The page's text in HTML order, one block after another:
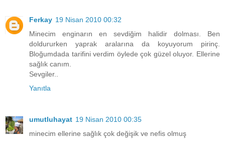
Ferkay 19 Nisan 2010 00:32
Minecim enginarın en sevdiğim halidir dolması. Ben
doldururken yaprak aralarına da koyuyorum pirinç.
Bloğumdada tarifini verdim öylede çok güzel oluyor. Ellerine
sağlık canım.
Sevgiler..
Yanıtla
umutluhayat 19 Nisan 2010 00:35
minecim ellerine sağlık çok değişik ve nefis olmuş